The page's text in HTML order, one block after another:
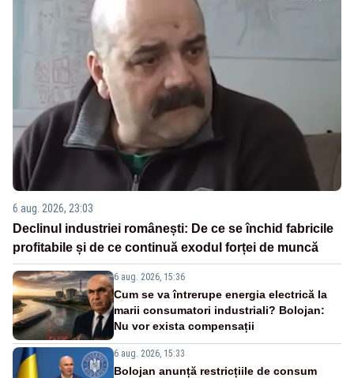
6 aug. 2026, 23:03
Declinul industriei românești: De ce se închid fabricile
profitabile și de ce continuă exodul forței de muncă
6 aug. 2026, 15:36
Cum se va întrerupe energia electrică la
marii consumatori industriali? Bolojan:
Nu vor exista compensații
6 aug. 2026, 15:33
Bolojan anunță restricțiile de consum